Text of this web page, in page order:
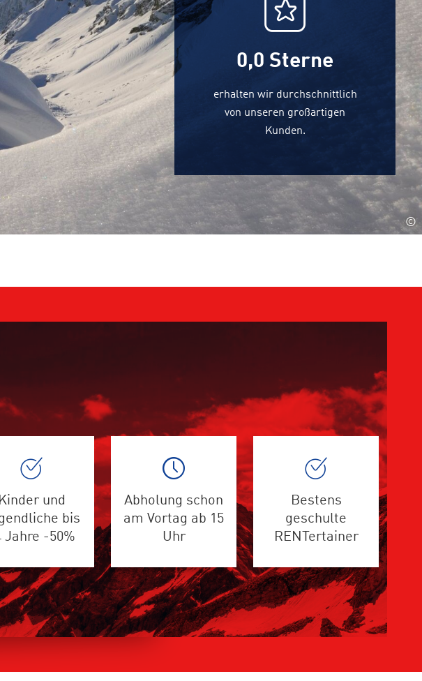
0,0 Sterne
erhalten wir durchschnittlich
von unseren großartigen
Kunden.
©
Kinder und
bis
Jahre -50%
Abholung schon
am Vortag ab 15
Uhr
Bestens
geschulte
RENTertainer